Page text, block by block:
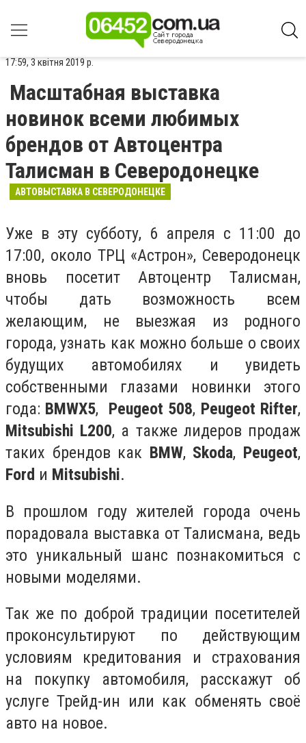
17:59, 3 квітня 2019 р.
Масштабная выставка
новинок всеми любимых
брендов от Автоцентра
Талисман в Северодонецке
АВТОВЫСТАВКА В СЕВЕРОДОНЕЦКЕ
Уже в эту субботу, 6 апреля с 11:00 до
17:00, около ТРЦ «Астрон», Северодонецк
вновь посетит Автоцентр Талисман,
чтобы дать возможность всем
желающим, не выезжая из родного
города, узнать как можно больше о своих
будущих автомобилях и увидеть
собственными глазами новинки этого
года: BMWX5, Peugeot 508, Peugeot Rifter,
Mitsubishi L200, а также лидеров продаж
таких брендов как BMW, Skoda, Peugeot,
Ford и Mitsubishi.
В прошлом году жителей города очень
порадовала выставка от Талисмана, ведь
это уникальный шанс познакомиться с
новыми моделями.
Так же по доброй традиции посетителей
проконсультируют по действующим
условиям кредитования и страхования
на покупку автомобиля, расскажут об
услуге Трейд-ин или как обменять своё
авто на новое.